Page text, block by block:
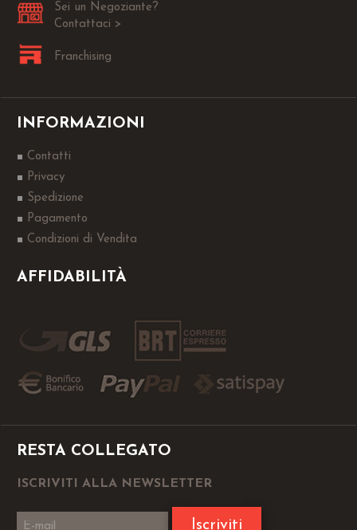
Sei un Negoziante?
Contattaci >
Franchising
INFORMAZIONI
Contatti
Privacy
Spedizione
Pagamento
Condizioni di Vendita
AFFIDABILITÀ
RESTA COLLEGATO
ISCRIVITI ALLA NEWSLETTER
Iscriviti